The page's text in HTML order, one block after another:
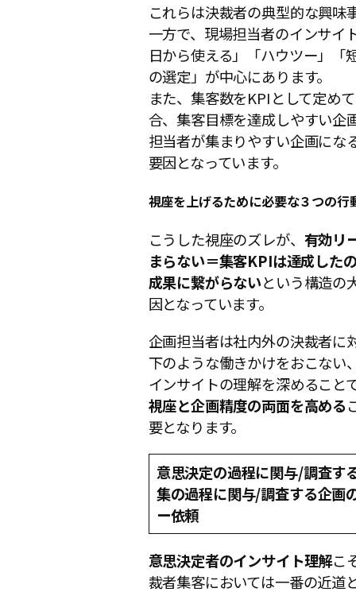
これらは決裁者の典型的な興味
一方で、現場担当者のインサイ
日から使える」「ハウツー」「
の選定」が中心にあります。
また、集客数をKPIとして定め
合、集客目標を達成しやすい企
担当者が集まりやすい企画にな
要因となっています。
視座を上げるために必要な３つの行
こうした視座のズレが、 有効リ
まらない＝集客KPIは達成した
成果に繋がらないという構造の
因となっています。
企画担当者は社内外の決裁者に
下のような働きかけをおこない
インサイトの理解を深めること
視座と企画精度の両面を高める
要となります。
意思決定の過程に関与/調査す
集の過程に関与/調査する企画
ー依頼
意思決定者のインサイト理解こ
裁者集客においては一番の近道